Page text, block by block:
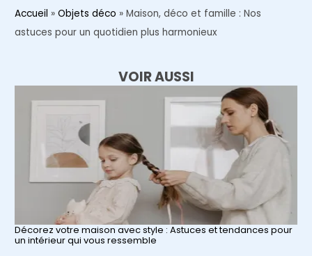
Accueil » Objets déco » Maison, déco et famille : Nos
astuces pour un quotidien plus harmonieux
VOIR AUSSI
Décorez votre maison avec style : Astuces et tendances pour
un intérieur qui vous ressemble